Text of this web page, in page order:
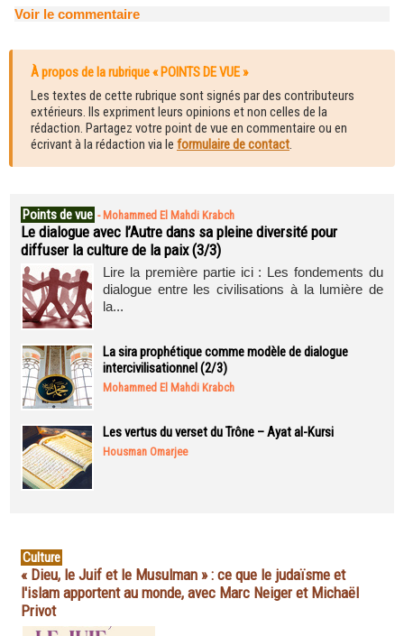
Voir le commentaire
À propos de la rubrique « POINTS DE VUE »
Les textes de cette rubrique sont signés par des contributeurs
extérieurs. Ils expriment leurs opinions et non celles de la
rédaction. Partagez votre point de vue en commentaire ou en
écrivant à la rédaction via le formulaire de contact.
Points de vue - Mohammed El Mahdi Krabch
Le dialogue avec l’Autre dans sa pleine diversité pour
diffuser la culture de la paix (3/3)
Lire la première partie ici : Les fondements du
dialogue entre les civilisations à la lumière de
la...
La sira prophétique comme modèle de dialogue
intercivilisationnel (2/3)
Mohammed El Mahdi Krabch
Les vertus du verset du Trône – Ayat al-Kursi
Housman Omarjee
Culture
« Dieu, le Juif et le Musulman » : ce que le judaïsme et
l'islam apportent au monde, avec Marc Neiger et Michaël
Privot